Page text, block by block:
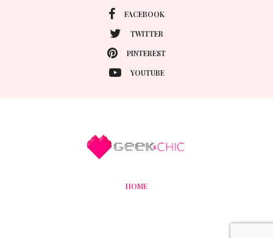
FACEBOOK
TWITTER
PINTEREST
YOUTUBE
HOME